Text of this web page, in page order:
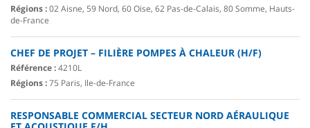
Régions :02 Aisne, 59 Nord, 60 Oise, 62 Pas-de-Calais, 80 Somme, Hauts-
de-France
CHEF DE PROJET – FILIÈRE POMPES À CHALEUR (H/F)
Référence :4210L
Régions :75 Paris, Ile-de-France
RESPONSABLE COMMERCIAL SECTEUR NORD AÉRAULIQUE